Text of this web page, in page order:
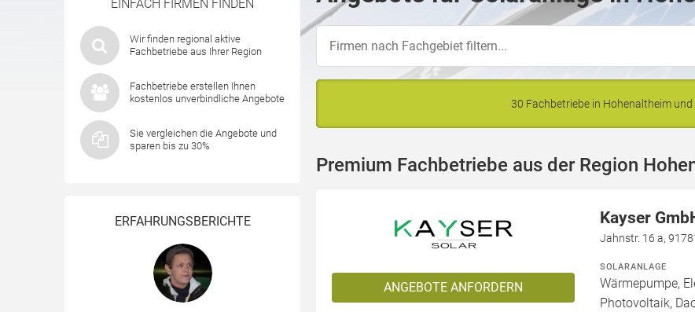
EINFACH FIRMEN FINDEN
Wir finden regional aktive
Fachbetriebe aus Ihrer Region
Fachbetriebe erstellen Ihnen
kostenlos unverbindliche Angebote
Sie vergleichen die Angebote und
sparen bis zu 30%
ERFAHRUNGSBERICHTE
30 Fachbetriebe in Hohenaltheim
Premium Fachbetriebe aus der Region
ANGEBOTE ANFORDERN
Kayser
Jahnstr. 16 a,
SOLARANLAGE
Wärmepumpe,
Photovoltaik,